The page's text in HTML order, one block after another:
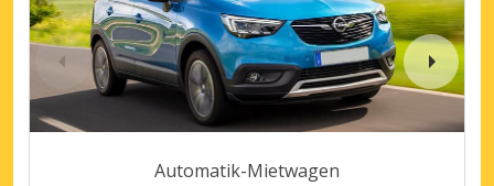
Automatik-Mietwagen